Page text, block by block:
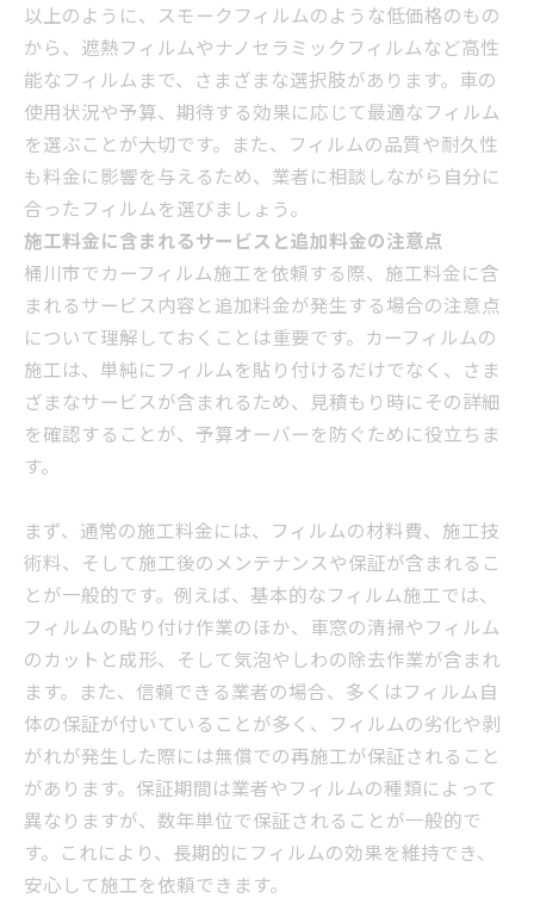
以上のように、スモークフィルムのような低価格のもの
から、遮熱フィルムやナノセラミックフィルムなど高性
能なフィルムまで、さまざまな選択肢があります。車の
使用状況や予算、期待する効果に応じて最適なフィルム
を選ぶことが大切です。また、フィルムの品質や耐久性
も料金に影響を与えるため、業者に相談しながら自分に
合ったフィルムを選びましょう。
施工料金に含まれるサービスと追加料金の注意点
桶川市でカーフィルム施工を依頼する際、施工料金に含
まれるサービス内容と追加料金が発生する場合の注意点
について理解しておくことは重要です。カーフィルムの
施工は、単純にフィルムを貼り付けるだけでなく、さま
ざまなサービスが含まれるため、見積もり時にその詳細
を確認することが、予算オーバーを防ぐために役立ちま
す。
まず、通常の施工料金には、フィルムの材料費、施工技
術料、そして施工後のメンテナンスや保証が含まれるこ
とが一般的です。例えば、基本的なフィルム施工では、
フィルムの貼り付け作業のほか、車窓の清掃やフィルム
のカットと成形、そして気泡やしわの除去作業が含まれ
ます。また、信頼できる業者の場合、多くはフィルム自
体の保証が付いていることが多く、フィルムの劣化や剥
がれが発生した際には無償での再施工が保証されること
があります。保証期間は業者やフィルムの種類によって
異なりますが、数年単位で保証されることが一般的で
す。これにより、長期的にフィルムの効果を維持でき、
安心して施工を依頼できます。